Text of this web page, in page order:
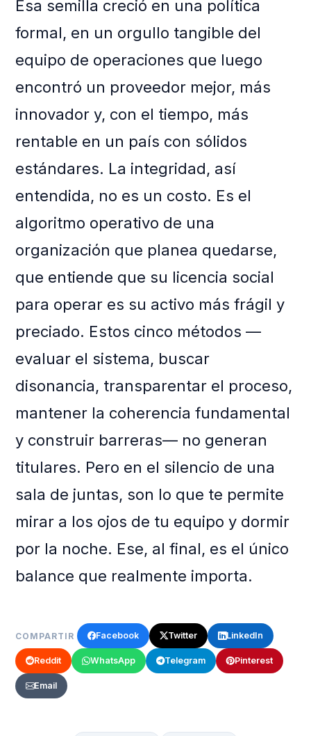
Esa semilla creció en una política
formal, en un orgullo tangible del
equipo de operaciones que luego
encontró un proveedor mejor, más
innovador y, con el tiempo, más
rentable en un país con sólidos
estándares. La integridad, así
entendida, no es un costo. Es el
algoritmo operativo de una
organización que planea quedarse,
que entiende que su licencia social
para operar es su activo más frágil y
preciado. Estos cinco métodos —
evaluar el sistema, buscar
disonancia, transparentar el proceso,
mantener la coherencia fundamental
y construir barreras— no generan
titulares. Pero en el silencio de una
sala de juntas, son lo que te permite
mirar a los ojos de tu equipo y dormir
por la noche. Ese, al final, es el único
balance que realmente importa.
COMPARTIR Facebook Twitter LinkedIn
Reddit WhatsApp Telegram Pinterest
Email